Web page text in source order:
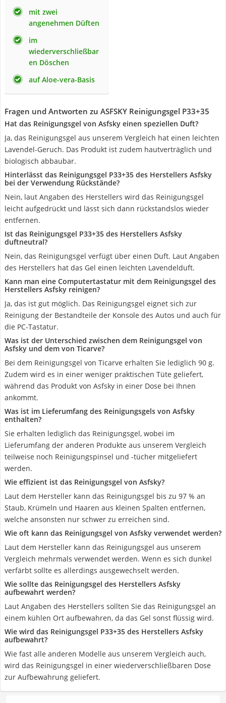
mit zwei
angenehmen Düften
im
wiederverschließbar
en Döschen
auf Aloe-vera-Basis
Fragen und Antworten zu ASFSKY Reinigungsgel P33+35
Hat das Reinigungsgel von Asfsky einen speziellen Duft?
Ja, das Reinigungsgel aus unserem Vergleich hat einen leichten
Lavendel-Geruch. Das Produkt ist zudem hautverträglich und
biologisch abbaubar.
Hinterlässt das Reinigungsgel P33+35 des Herstellers Asfsky
bei der Verwendung Rückstände?
Nein, laut Angaben des Herstellers wird das Reinigungsgel
leicht aufgedrückt und lässt sich dann rückstandslos wieder
entfernen.
Ist das Reinigungsgel P33+35 des Herstellers Asfsky
duftneutral?
Nein, das Reinigungsgel verfügt über einen Duft. Laut Angaben
des Herstellers hat das Gel einen leichten Lavendelduft.
Kann man eine Computertastatur mit dem Reinigungsgel des
Herstellers Asfsky reinigen?
Ja, das ist gut möglich. Das Reinigungsgel eignet sich zur
Reinigung der Bestandteile der Konsole des Autos und auch für
die PC-Tastatur.
Was ist der Unterschied zwischen dem Reinigungsgel von
Asfsky und dem von Ticarve?
Bei dem Reinigungsgel von Ticarve erhalten Sie lediglich 90 g.
Zudem wird es in einer weniger praktischen Tüte geliefert,
während das Produkt von Asfsky in einer Dose bei Ihnen
ankommt.
Was ist im Lieferumfang des Reinigungsgels von Asfsky
enthalten?
Sie erhalten lediglich das Reinigungsgel, wobei im
Lieferumfang der anderen Produkte aus unserem Vergleich
teilweise noch Reinigungspinsel und -tücher mitgeliefert
werden.
Wie effizient ist das Reinigungsgel von Asfsky?
Laut dem Hersteller kann das Reinigungsgel bis zu 97 % an
Staub, Krümeln und Haaren aus kleinen Spalten entfernen,
welche ansonsten nur schwer zu erreichen sind.
Wie oft kann das Reinigungsgel von Asfsky verwendet werden?
Laut dem Hersteller kann das Reinigungsgel aus unserem
Vergleich mehrmals verwendet werden. Wenn es sich dunkel
verfärbt sollte es allerdings ausgewechselt werden.
Wie sollte das Reinigungsgel des Herstellers Asfsky
aufbewahrt werden?
Laut Angaben des Herstellers sollten Sie das Reinigungsgel an
einem kühlen Ort aufbewahren, da das Gel sonst flüssig wird.
Wie wird das Reinigungsgel P33+35 des Herstellers Asfsky
aufbewahrt?
Wie fast alle anderen Modelle aus unserem Vergleich auch,
wird das Reinigungsgel in einer wiederverschließbaren Dose
zur Aufbewahrung geliefert.